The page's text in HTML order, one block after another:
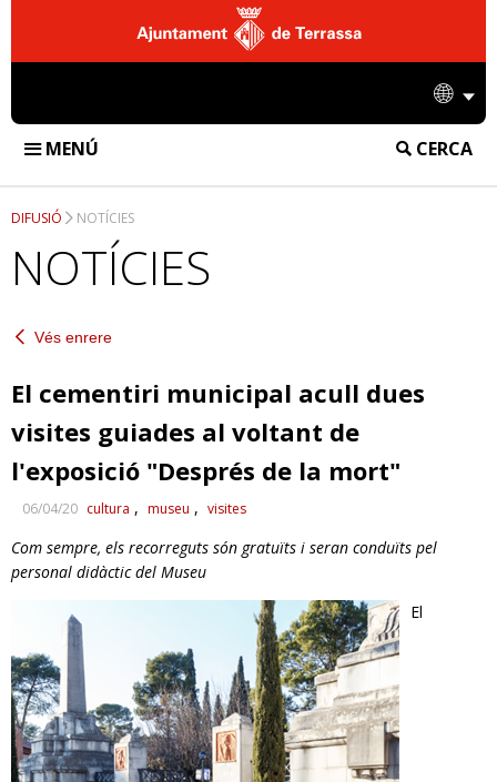
Ajuntament
de
Terrassa
MENÚ
CERCA
INSTAL·LACIONS
TANATORI
CREMATORI
SERVEIS FUNERARIS
SERVEIS DE CREMATORI
SERVEIS DE CEMENTIRI
DIFUSIÓ
NOTÍCIES
ACCIONS
EMPRESA
CONTACTE
INFORMACIÓ CORPORATIVA
DIFUSIÓ NOTÍCIES
NOTÍCIES
Vés enrere
El cementiri municipal acull dues
visites guiades al voltant de
l'exposició "Després de la mort"
06/04/20 cultura museu visites
Com sempre, els recorreguts són gratuïts i seran conduïts pel
personal didàctic del Museu
El